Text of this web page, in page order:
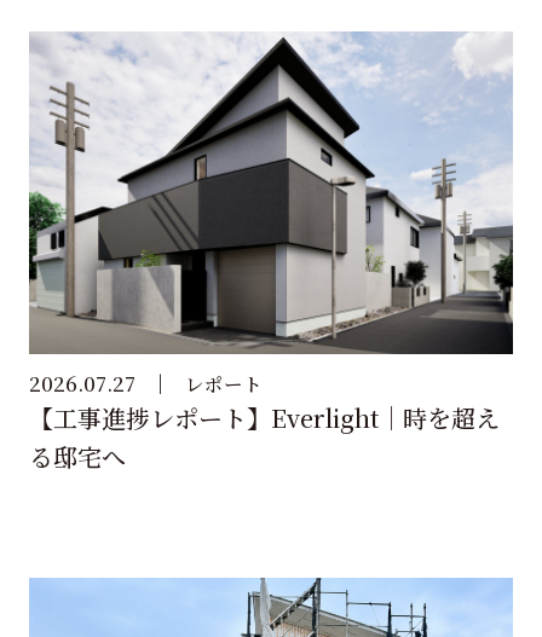
2026.07.27 レポート
【工事進捗レポート】Everlight｜時を超え
る邸宅へ